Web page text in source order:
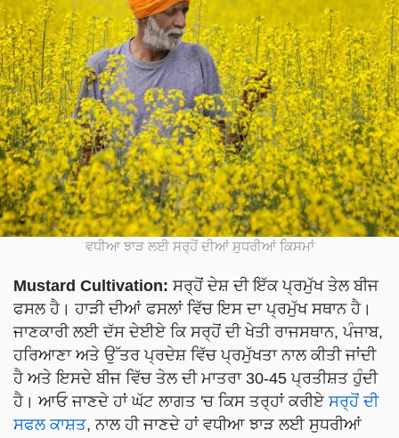
ਵਧੀਆ ਝਾੜ ਲਈ ਸਰ੍ਹੋਂ ਦੀਆਂ ਸੁਧਰੀਆਂ ਕਿਸਮਾਂ
Mustard Cultivation: ਸਰ੍ਹੋਂ ਦੇਸ਼ ਦੀ ਇੱਕ ਪ੍ਰਮੁੱਖ ਤੇਲ ਬੀਜ
ਫਸਲ ਹੈ। ਹਾੜੀ ਦੀਆਂ ਫਸਲਾਂ ਵਿੱਚ ਇਸ ਦਾ ਪ੍ਰਮੁੱਖ ਸਥਾਨ ਹੈ।
ਜਾਣਕਾਰੀ ਲਈ ਦੱਸ ਦੇਈਏ ਕਿ ਸਰ੍ਹੋਂ ਦੀ ਖੇਤੀ ਰਾਜਸਥਾਨ, ਪੰਜਾਬ,
ਹਰਿਆਣਾ ਅਤੇ ਉੱਤਰ ਪ੍ਰਦੇਸ਼ ਵਿੱਚ ਪ੍ਰਮੁੱਖਤਾ ਨਾਲ ਕੀਤੀ ਜਾਂਦੀ
ਹੈ ਅਤੇ ਇਸਦੇ ਬੀਜ ਵਿੱਚ ਤੇਲ ਦੀ ਮਾਤਰਾ 30-45 ਪ੍ਰਤੀਸ਼ਤ ਹੁੰਦੀ
ਹੈ। ਆਓ ਜਾਣਦੇ ਹਾਂ ਘੱਟ ਲਾਗਤ 'ਚ ਕਿਸ ਤਰ੍ਹਾਂ ਕਰੀਏ ਸਰ੍ਹੋਂ ਦੀ
ਸਫਲ ਕਾਸ਼ਤ, ਨਾਲ ਹੀ ਜਾਣਦੇ ਹਾਂ ਵਧੀਆ ਝਾੜ ਲਈ ਸੁਧਰੀਆਂ